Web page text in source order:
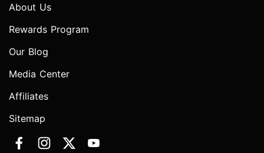
About Us
Rewards Program
Our Blog
Media Center
Affiliates
Sitemap